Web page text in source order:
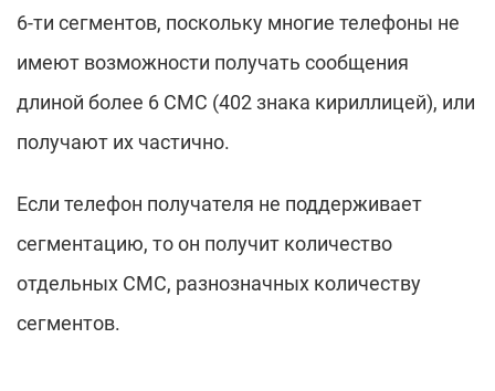
6-ти сегментов, поскольку многие телефоны не
имеют возможности получать сообщения
длиной более 6 СМС (402 знака кириллицей), или
получают их частично.
Если телефон получателя не поддерживает
сегментацию, то он получит количество
отдельных СМС, разнозначных количеству
сегментов.